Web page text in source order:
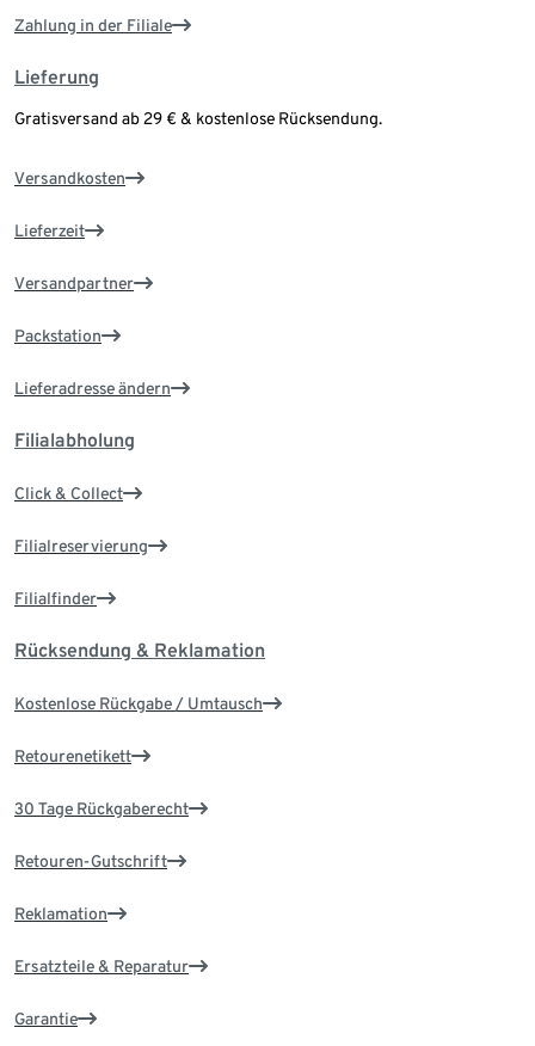
Zahlung in der Filiale
Lieferung
Gratisversand ab 29 € & kostenlose Rücksendung.
Versandkosten
Lieferzeit
Versandpartner
Packstation
Lieferadresse ändern
Filialabholung
Click & Collect
Filialreservierung
Filialfinder
Rücksendung & Reklamation
Kostenlose Rückgabe / Umtausch
Retourenetikett
30 Tage Rückgaberecht
Retouren-Gutschrift
Reklamation
Ersatzteile & Reparatur
Garantie